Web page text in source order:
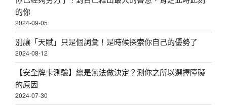
的你
2024-09-05
別讓「天賦」只是個詞彙！是時候探索你自己的優勢了
2024-08-12
【安全牌卡測驗】總是無法做決定？測你之所以選擇障礙
的原因
2024-07-30